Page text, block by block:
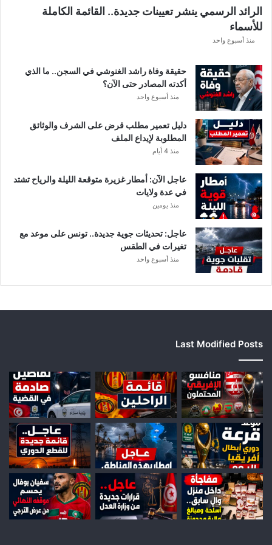
الرائد الرسمي ينشر تعيينات جديدة.. القائمة الكاملة
للأسماء
منذ أسبوع واحد
حقيقة وفاة راشد الغنوشي في السجن.. ما الذي
أكدته المصادر حتى الآن؟
منذ أسبوع واحد
دليل تعمير مطلب قرض على الشرف والوثائق
المطلوبة لإيداع الملف
منذ 4 أيام
عاجل الآن: أمطار غزيرة متوقعة الليلة والرياح تشتد
في عدة ولايات
منذ يومين
عاجل: تحديثات جوية جديدة.. تونس على موعد مع
تغيرات في الطقس
منذ أسبوع واحد
Last Modified Posts